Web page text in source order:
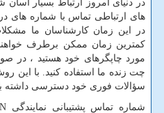
در دنیای امروز ارتباط بسیار
های ارتباطی تماس با شماره
در این زمان کارشناسان ما
کمترین زمان ممکن برطرف
مورد چاپگرهای خود هستید ، در
چت زنده ما استفاده کنید. با این
سؤالات فوری خود دسترسی داشته
شماره تماس پشتیبانی نمایندگی